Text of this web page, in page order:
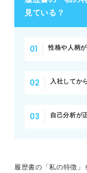
見ている？
性格や人柄
入社してか
自己分析が
履歴書の「私の特徴